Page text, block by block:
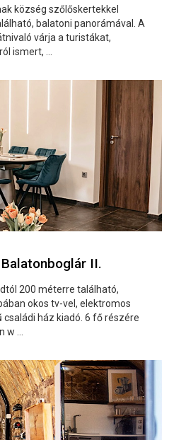
község szőlőskertekkel
balatoni panorámával. A
várja a turistákat,
ismert, ...
II.
200 méterre található,
okos tv-vel, elektromos
ház kiadó. 6 fő részére
...